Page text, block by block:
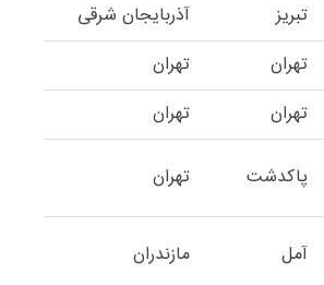
تبریز
آذربایجان شرقی
تهران
تهران
تهران تهران
پاکدشت تهران
آمل مازندران